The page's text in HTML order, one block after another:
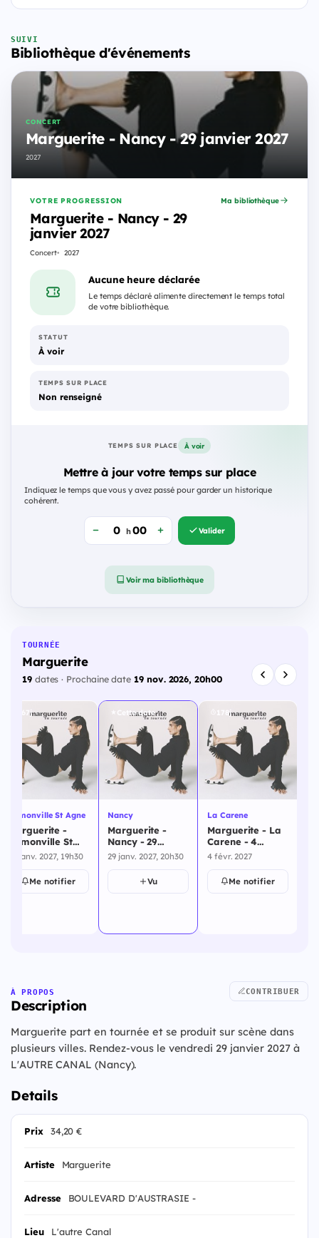
SUIVI
Bibliothèque d'événements
CONCERT
Marguerite - Nancy - 29 janvier 2027
2027
VOTRE PROGRESSION
Marguerite - Nancy - 29
janvier 2027
Concert 2027
Ma bibliothèque
Aucune heure déclarée
Le temps déclaré alimente directement le temps total
de votre bibliothèque.
STATUT
À voir
TEMPS SUR PLACE
Non renseigné
TEMPS SUR PLACE À voir
Mettre à jour votre temps sur place
Indiquez le temps que vous y avez passé pour garder un historique
cohérent.
h Valider
Voir ma bibliothèque
TOURNÉE
Marguerite
19dates · Prochaine date 19 nov. 2026, 20h00
167j
Ramonville St Agne
Marguerite -
Ramonville St
Agne - 23 janvier
23 janv. 2027, 19h30
Me notifier
Cette date
Nancy
Marguerite -
Nancy - 29
janvier 2027
29 janv. 2027, 20h30
Vu
178j
La Carene
Marguerite - La
Carene - 4
février 2027
4 févr. 2027
Me notifier
À PROPOS
Description
CONTRIBUER
Marguerite part en tournée et se produit sur scène dans
plusieurs villes. Rendez-vous le vendredi 29 janvier 2027 à
L'AUTRE CANAL (Nancy).
Details
Prix 34,20 €
Artiste Marguerite
Adresse BOULEVARD D'AUSTRASIE -
Lieu L'autre Canal